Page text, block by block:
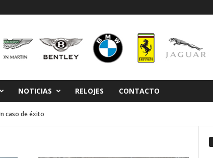
NOTICIAS RELOJES CONTACTO
caso de éxito